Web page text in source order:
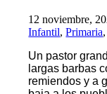
12 noviembre,
Infantil,Primaria,
Un pastor
largas barbas
remiendos y a